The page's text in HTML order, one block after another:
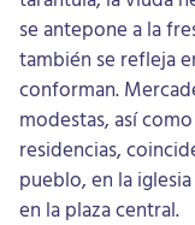
se antepone a la
también se refleja
conforman.
modestas, así
residencias,
pueblo, en la
en la plaza central.